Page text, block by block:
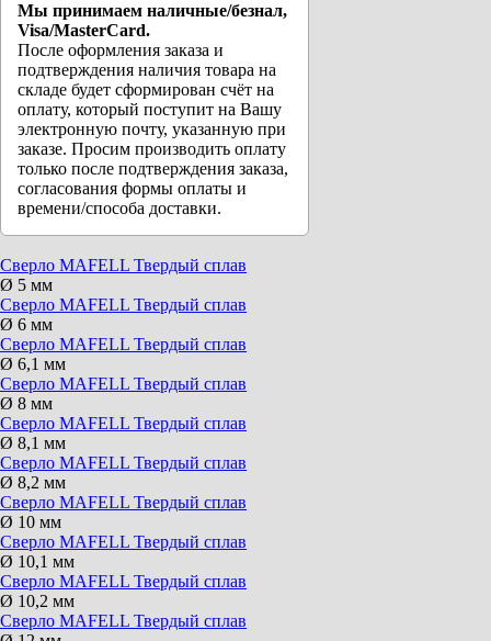
Мы принимаем наличные/безнал,
Visa/MasterCard.
После оформления заказа и
подтверждения наличия товара на
складе будет сформирован счёт на
оплату, который поступит на Вашу
электронную почту, указанную при
заказе. Просим производить оплату
только после подтверждения заказа,
согласования формы оплаты и
времени/способа доставки.
Сверло MAFELL Твердый сплав
Ø 5 мм
Сверло MAFELL Твердый сплав
Ø 6 мм
Сверло MAFELL Твердый сплав
Ø 6,1 мм
Сверло MAFELL Твердый сплав
Ø 8 мм
Сверло MAFELL Твердый сплав
Ø 8,1 мм
Сверло MAFELL Твердый сплав
Ø 8,2 мм
Сверло MAFELL Твердый сплав
Ø 10 мм
Сверло MAFELL Твердый сплав
Ø 10,1 мм
Сверло MAFELL Твердый сплав
Ø 10,2 мм
Сверло MAFELL Твердый сплав